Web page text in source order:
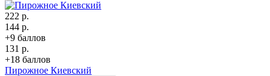
222 р.
144 р.
+9 баллов
131 р.
+18 баллов
Пирожное Киевский